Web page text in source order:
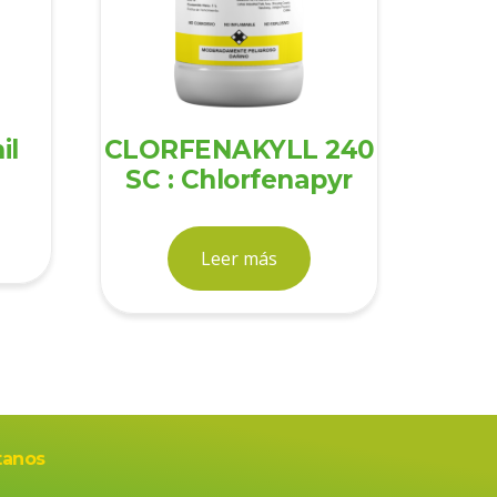
CLORFENAKYLL 240
SC : Chlorfenapyr
Leer más